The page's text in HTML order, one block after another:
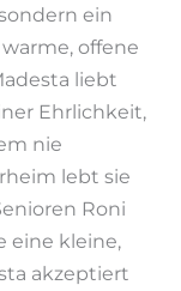
ein
offene
liebt
Ehrlichkeit,
nie
lebt sie
Roni
eine kleine,
akzeptiert